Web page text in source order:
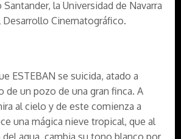
la Universidad de Navarra
Desarrollo Cinematográfico.
ESTEBAN se suicida, atado a
de un pozo de una gran finca. A
al cielo y de este comienza a
una mágica nieve tropical, que al
agua, cambia su tono blanco por